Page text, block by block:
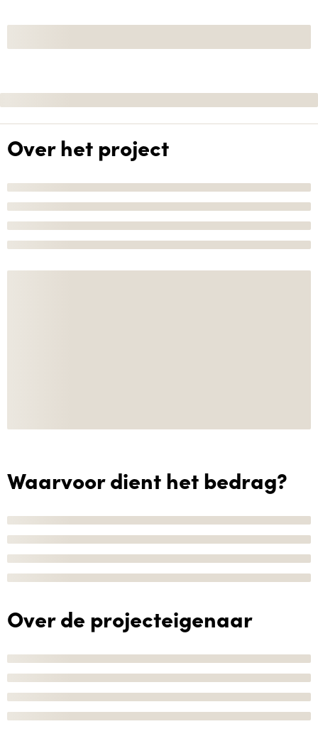
Over het project
Waarvoor dient het bedrag?
Over de projecteigenaar